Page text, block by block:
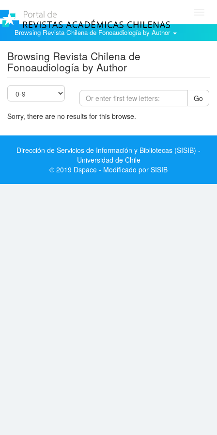
Browsing Revista Chilena de Fonoaudiología by Author
Browsing Revista Chilena de
Fonoaudiología by Author
Go
Sorry, there are no results for this browse.
Dirección de Servicios de Información y Bibliotecas (SISIB) -
Universidad de Chile
© 2019 Dspace - Modificado por SISIB